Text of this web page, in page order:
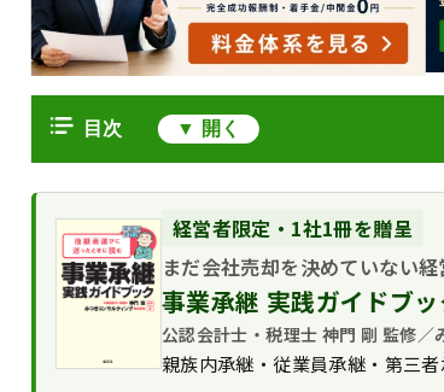
目次
黒字廃業が増え続ける構造
会社が「生存」する3つの道
自力で続ける ─ 経営改善と
親族・社員に渡す ─ 親族内
廃業ではなくM&Aを選ぶ判断軸
廃業を選んだ場合に失うも
M&Aを選んだ場合に守れる
自社が売却対象になる条件
中小企業の生存率を高める早期承継
動き出しの目安は60歳前後
売却前に整えておくべき事
オーナー経営者がよくつまずく論点
「うちのような小さな会
経営者限定・1社1冊を贈呈
まだ会社売却を決めていない
事業承継 実践ガイドブッ
公認会計士・税理士 神門 剛 監修
親族内承継・従業員承継・第三